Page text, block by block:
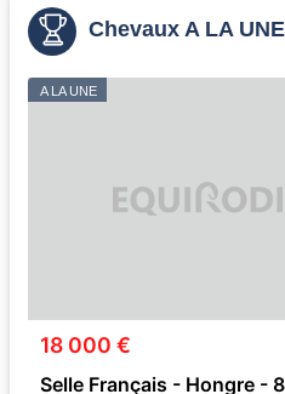
Chevaux A LA UNE
A LA UNE
18 000 €
Selle Français - Hongre -